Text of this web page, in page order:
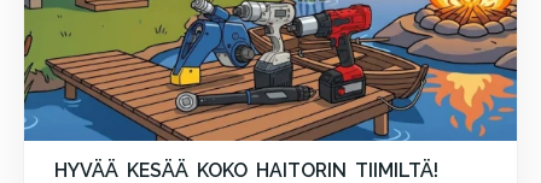
HYVÄÄ KESÄÄ KOKO HAITORIN TIIMILTÄ!